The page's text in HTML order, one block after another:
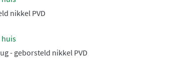
nikkel PVD
huis
- geborsteld nikkel PVD